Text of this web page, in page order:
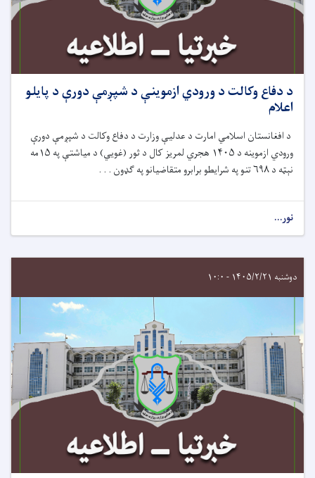
د دفاع وکالت د ورودي ازموينې د شپږمې دورې د پایلو
اعلام
د افغانستان اسلامي امارت د عدلیې وزارت د دفاع وکالت د شپږمې دورې
ورودي ازموینه د ۱۴۰۵ هجري لمریز کال د ثور (غويي) د میاشتې په ۱۵مه
نېټه د ۶۹۸ تنو په شرایطو برابرو متقاضیانو په ګډون . . .
نور...
دوشنبه ۱۴۰۵/۲/۲۱ - ۱۰:۰